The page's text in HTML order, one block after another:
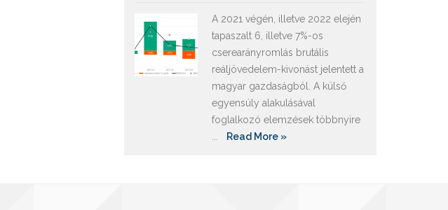
A 2021 végén, illetve 2022 elején
tapaszalt 6, illetve 7%-os
cserearányromlás brutális
reáljövedelem-kivonást jelentett a
magyar gazdaságból. A külső
egyensúly alakulásával
foglalkozó elemzések többnyire
Read More »